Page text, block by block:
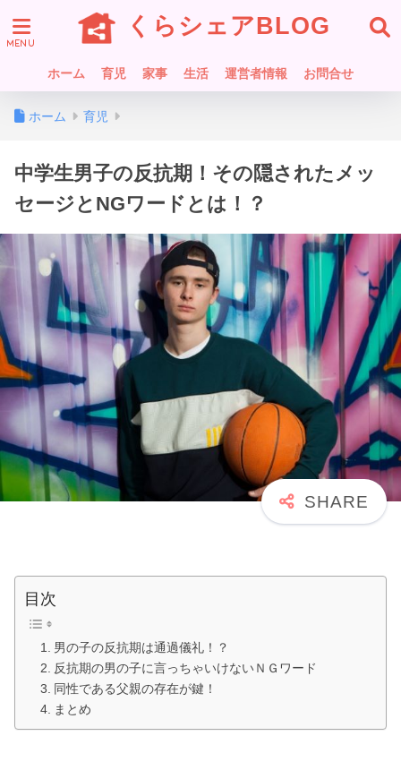
くらシェアBLOG
ホーム 育児 家事 生活 運営者情報 お問合せ
ホーム 育児
中学生男子の反抗期！その隠されたメッ
セージとNGワードとは！？
目次
男の子の反抗期は通過儀礼！？
反抗期の男の子に言っちゃいけないＮＧワード
同性である父親の存在が鍵！
まとめ